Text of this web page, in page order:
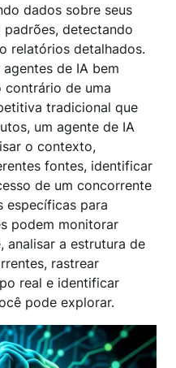
dados sobre seus
detectando
relatórios detalhados.
de IA bem
de uma
tradicional que
um agente de IA
o contexto,
fontes, identificar
de um concorrente
específicas para
podem monitorar
analisar a estrutura de
rastrear
real e identificar
pode explorar.